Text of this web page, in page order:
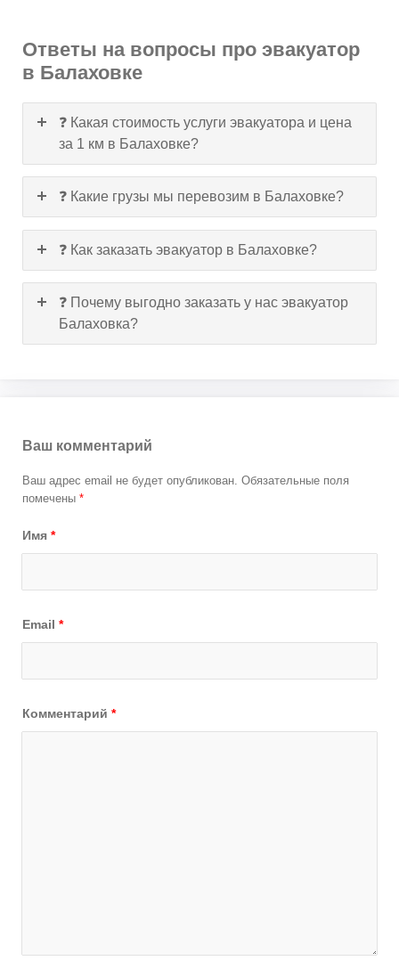
Ответы на вопросы про эвакуатор
в Балаховке
❓ Какая стоимость услуги эвакуатора и цена
за 1 км в Балаховке?
❓ Какие грузы мы перевозим в Балаховке?
❓ Как заказать эвакуатор в Балаховке?
❓ Почему выгодно заказать у нас эвакуатор
Балаховка?
Ваш комментарий
Ваш адрес email не будет опубликован. Обязательные поля
помечены *
Имя *
Email *
Комментарий *